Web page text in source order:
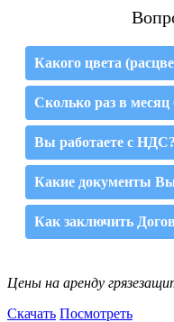
Какого цвета
Сколько раз в месяц
Вы работаете с НДС?
Какие документы Вы
Как заключить
Цены на аренду
Скачать Посмотреть